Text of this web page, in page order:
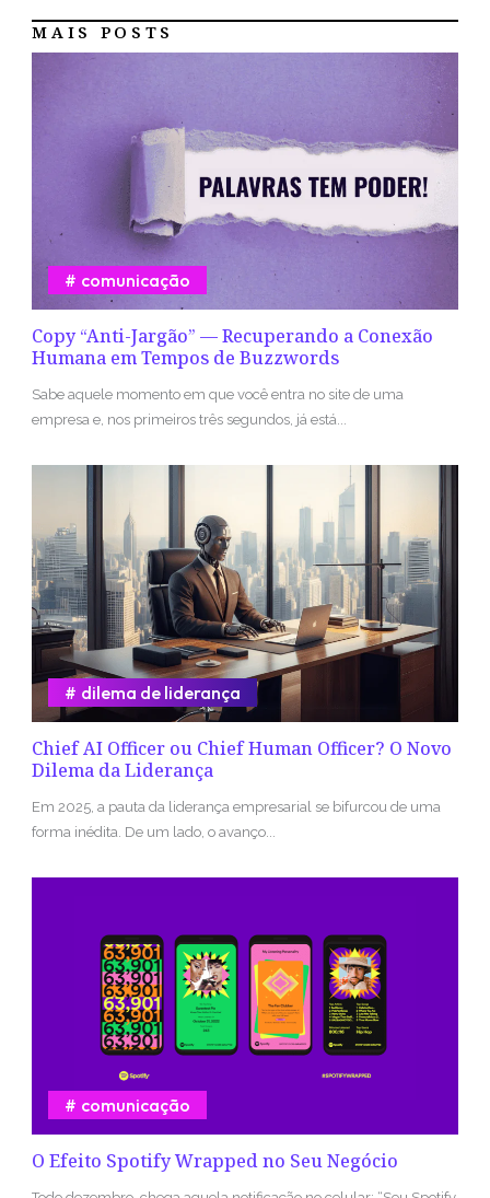
MAIS POSTS
Copy “Anti-Jargão” — Recuperando a Conexão
Humana em Tempos de Buzzwords
comunicação
Sabe aquele momento em que você entra no site de uma
empresa e, nos primeiros três segundos, já está...
Chief AI Officer ou Chief Human Officer? O Novo
Dilema da Liderança
dilema de liderança
Em 2025, a pauta da liderança empresarial se bifurcou de uma
forma inédita. De um lado, o avanço...
O Efeito Spotify Wrapped no Seu Negócio
comunicação